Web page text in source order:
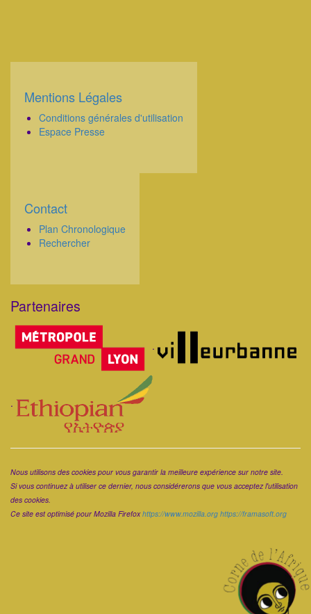
Corps
Mentions Légales
Conditions générales d'utilisation
Espace Presse
Corps
Contact
Plan Chronologique
Rechercher
Partenaires
Corps
.
.
Nous utilisons des cookies pour vous garantir la meilleure expérience sur notre site.
Si vous continuez à utiliser ce dernier, nous considérerons que vous acceptez l'utilisation
des cookies.
Ce site est optimisé pour Mozilla Firefoxhttps://www.mozilla.org https://framasoft.org